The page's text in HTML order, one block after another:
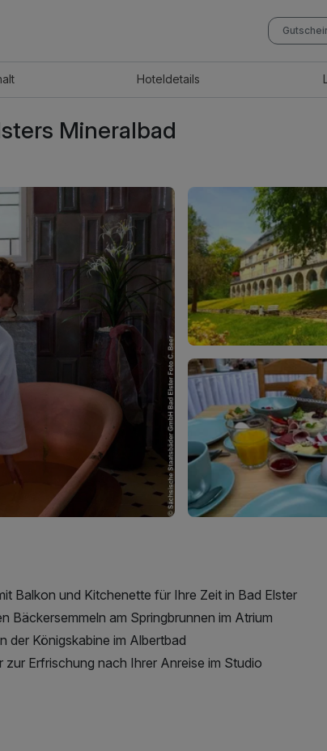
Hoteldetails
Mineralbad
Balkon und Kitchenette für Ihre Zeit in Bad Elster
Bäckersemmeln am Springbrunnen im Atrium
der Königskabine im Albertbad
Erfrischung nach Ihrer Anreise im Studio